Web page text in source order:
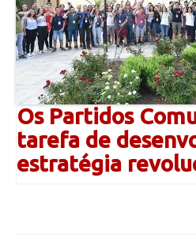
Os Partidos
tarefa de
estratégia